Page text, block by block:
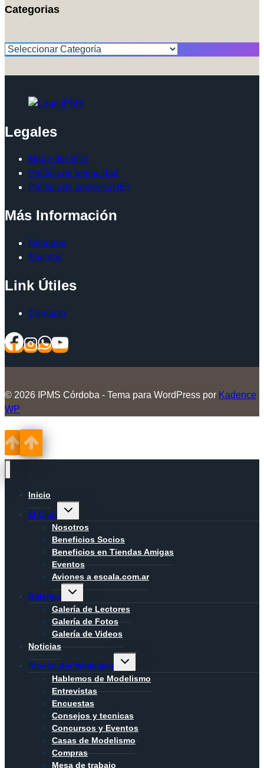
Categorias
Categorías
Legales
Mapa del Sitio
Política de privacidad
Política de cookies (UE)
Más Información
Nosotros
Eventos
Link Útiles
Contacto
© 2026 IPMS Córdoba - Tema para WordPress por Kadence
WP
Inicio
El Club
Alternar
menú
hijo
Nosotros
Beneficios Socios
Beneficios en Tiendas Amigas
Eventos
Aviones a escala.com.ar
Galerías
Alternar
menú
hijo
Galería de Lectores
Galería de Fotos
Galería de Videos
Noticias
Rincón del Modelista
Alternar
menú
hijo
Hablemos de Modelismo
Entrevistas
Encuestas
Consejos y tecnicas
Concursos y Eventos
Casas de Modelismo
Compras
Mesa de trabajo